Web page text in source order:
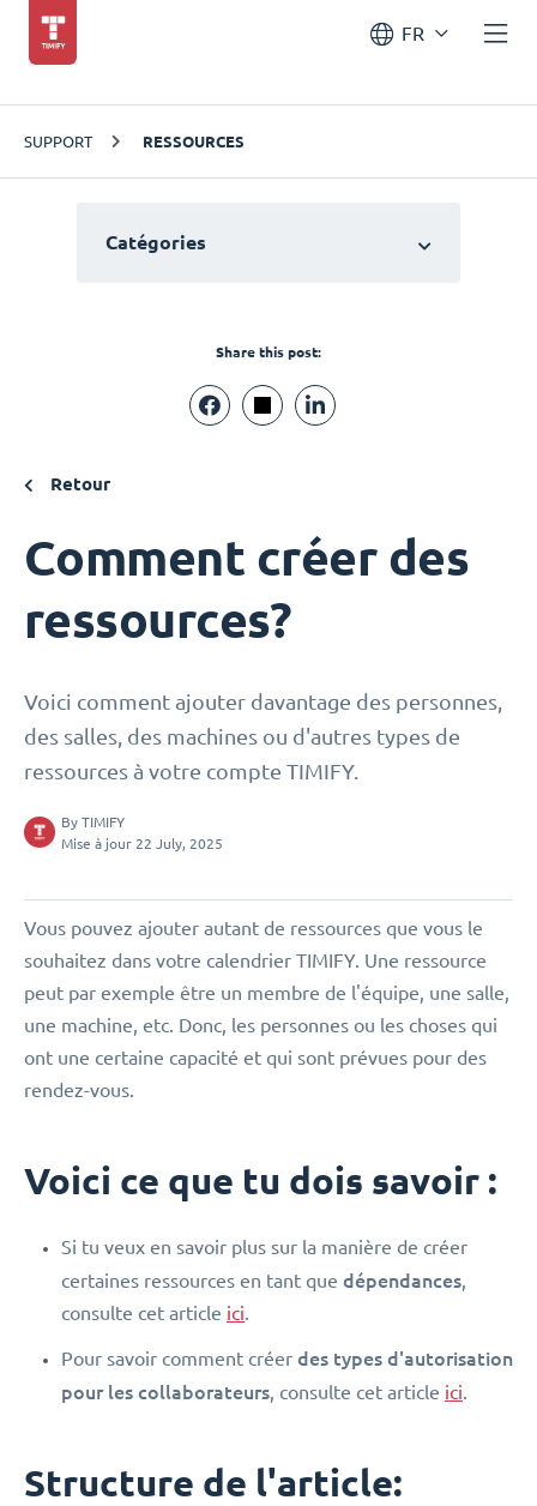
FR
SUPPORT RESSOURCES
Catégories
Share this post:
Retour
Comment créer des
ressources?
Voici comment ajouter davantage des personnes,
des salles, des machines ou d'autres types de
ressources à votre compte TIMIFY.
By TIMIFY
Mise à jour 22 July, 2025
Vous pouvez ajouter autant de ressources que vous le
souhaitez dans votre calendrier TIMIFY. Une ressource
peut par exemple être un membre de l'équipe, une salle,
une machine, etc. Donc, les personnes ou les choses qui
ont une certaine capacité et qui sont prévues pour des
rendez-vous.
Voici ce que tu dois savoir :
Si tu veux en savoir plus sur la manière de créer
certaines ressources en tant que dépendances,
consulte cet article ici.
Pour savoir comment créer des types d'autorisation
pour les collaborateurs, consulte cet article ici.
Structure de l'article: